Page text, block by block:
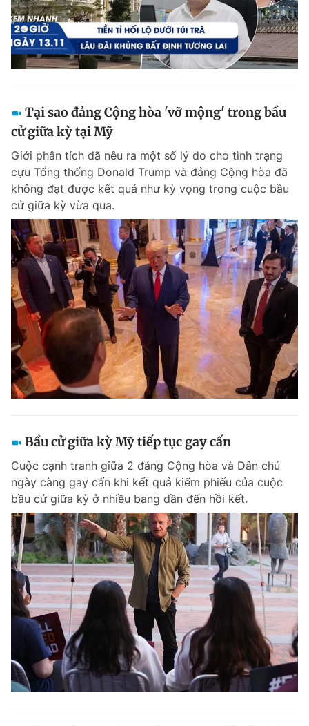
Tại sao đảng Cộng hòa 'vỡ mộng' trong bầu
cử giữa kỳ tại Mỹ
Giới phân tích đã nêu ra một số lý do cho tình trạng
cựu Tổng thống Donald Trump và đảng Cộng hòa đã
không đạt được kết quả như kỳ vọng trong cuộc bầu
cử giữa kỳ vừa qua.
Bầu cử giữa kỳ Mỹ tiếp tục gay cấn
Cuộc cạnh tranh giữa 2 đảng Cộng hòa và Dân chủ
ngày càng gay cấn khi kết quả kiểm phiếu của cuộc
bầu cử giữa kỳ ở nhiều bang dần đến hồi kết.